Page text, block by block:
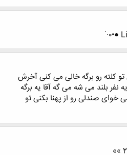
کلته رو برگه خالی می کنی آخرش
بلند می شه می گه آقا یه برگه
خوای صندلی رو از پهنا بکنی تو